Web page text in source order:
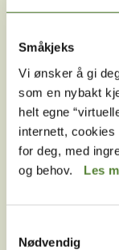
Småkjeks
Vi ønsker å gi
som en nybakt
helt egne
internett,
for deg, med
og behov. Les
Nødvendig
Hvordan
man har
Får jeg
overnatting i
Vi er to
hverandre i